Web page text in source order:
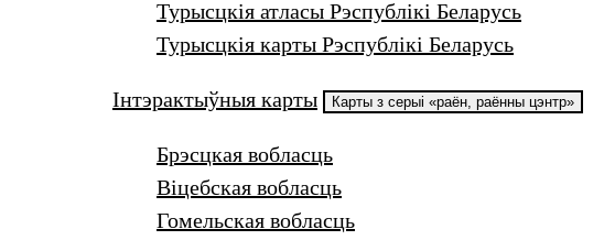
Турысцкія атласы Рэспублікі Беларусь
Турысцкія карты Рэспублікі Беларусь
Інтэрактыўныя карты Карты з серыі «раён, раённы цэнтр»
Брэсцкая вобласць
Віцебская вобласць
Гомельская вобласць